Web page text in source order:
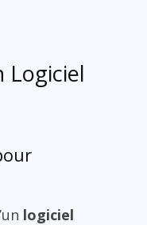
Logiciel
logiciel